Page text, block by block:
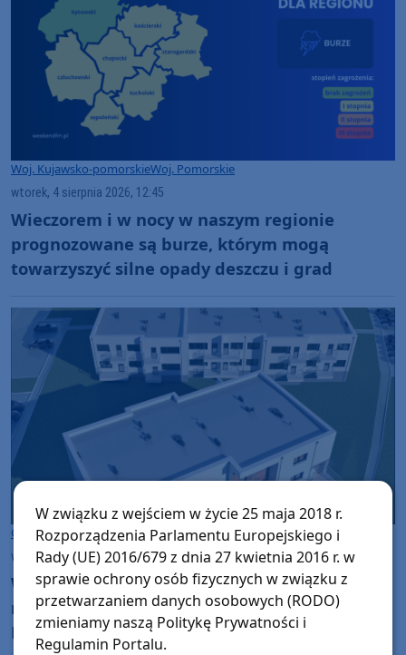
Woj. Kujawsko-pomorskieWoj. Pomorskie
wtorek, 4 sierpnia 2026, 12:45
Wieczorem i w nocy w naszym regionie
prognozowane są burze, którym mogą
towarzyszyć silne opady deszczu i grad
Gmina Czersk
wtorek, 4 sierpnia 2026, 11:31
W czwartek (6.08) dzień otwarty na budowie
mieszkań Społecznej Inicjatywy
Mieszkaniowej w Czersku
W związku z wejściem w życie 25 maja 2018 r.
Rozporządzenia Parlamentu Europejskiego i
Rady (UE) 2016/679 z dnia 27 kwietnia 2016 r. w
sprawie ochrony osób fizycznych w związku z
przetwarzaniem danych osobowych (RODO)
zmieniamy naszą Politykę Prywatności i
Regulamin Portalu.